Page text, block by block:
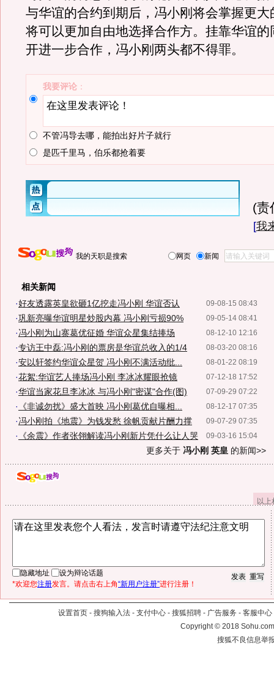
与华谊的合约到期后，冯小刚将会掌握更大
将可以更加自由地选择合作方。挂靠华谊的
开进一步合作，冯小刚两头都不得罪。
我要评论：
不管冯导去哪，能拍出好片子就行
是匹千里马，伯乐都抢着要
(责
[我
我的天职是搜索 网页 新闻
相关新闻
09-08-15 08:43
·好友透露英皇欲砸1亿挖走冯小刚 华谊否认
09-05-14 08:41
·巩新亮曝华谊明星炒股内幕 冯小刚亏损90%
08-12-10 12:16
·冯小刚为山寨葛优征婚 华谊众星集结捧场
08-03-20 08:16
·专访王中磊:冯小刚的票房是华谊总收入的1/4
08-01-22 08:19
·安以轩签约华谊众星贺 冯小刚不满活动纰...
07-12-18 17:52
·花絮:华谊艺人捧场冯小刚 李冰冰耀眼抢镜
07-09-29 07:22
·华谊当家花旦李冰冰 与冯小刚"密谋"合作(图)
08-12-17 07:35
· 《非诚勿扰》盛大首映 冯小刚葛优自曝相...
09-07-29 07:35
·冯小刚拍《地震》为钱发愁 徐帆贡献片酬力撑
09-03-16 15:04
·
《余震》作者张翎解读冯小刚新片凭什么让人哭
更多关于 冯小刚 英皇 的新闻>>
以
隐藏地址
设为辩论话题
*欢迎您注册发言。请点击右上角“新用户注册”进行注册！
设置首页 - 搜狗输入法 - 支付中心 - 搜狐招聘 - 广告服务 - 客服中心
Copyright©2018
搜狐不良信息举